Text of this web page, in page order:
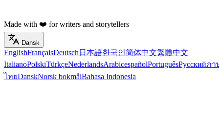
Made with ❤️ for writers and storytellers
Dansk
EnglishFrançaisDeutsch 日本語한국인简体中文繁體中文
ItalianoPolskiTürkçeNederlandsArabicespañolPortuguêsРусскийภา
ไทยDanskNorsk bokmålBahasa Indonesia